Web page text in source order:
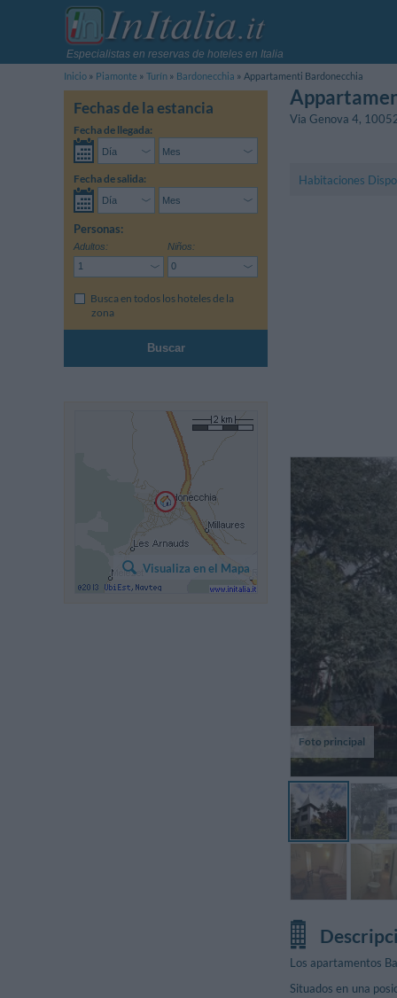
Especialistas en reservas de hoteles en Italia
Inicio
Piamonte Turín Bardonecchia Appartamenti Bardonecchia
Fechas de la estancia
Fecha de llegada:
Fecha de salida:
Personas:
Adultos: Niños:
Busca en todos los hoteles de la
zona
Buscar
Via Genova 4,
Habitaciones
Foto principal
Los apartamentos
Situados en una
Visualiza en el Mapa